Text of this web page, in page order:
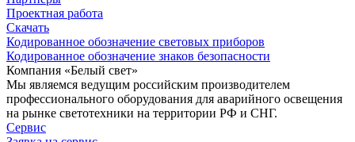
Проектная работа
Скачать
Кодированное обозначение световых приборов
Кодированное обозначение знаков безопасности
Компания «Белый свет»
Мы являемся ведущим российским производителем
профессионального оборудования для аварийного освещения
на рынке светотехники на территории РФ и СНГ.
Сервис